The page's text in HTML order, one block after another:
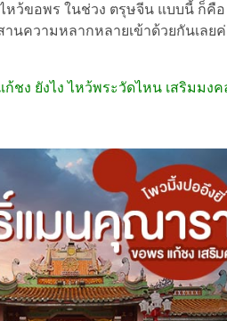
หว้ขอพร ในช่วง ตรุษจีน แบบนี้ ก็คือ
านความหลากหลายเข้าด้วยกันเลย
ชง ยังไง ไหว้พระวัดไหน เสริมมง